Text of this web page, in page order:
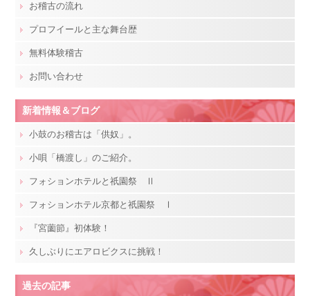
お稽古の流れ
プロフイールと主な舞台歴
無料体験稽古
お問い合わせ
新着情報＆ブログ
小鼓のお稽古は「供奴」。
小唄「橋渡し」のご紹介。
フォションホテルと祇園祭 Ⅱ
フォションホテル京都と祇園祭 Ⅰ
『宮薗節』初体験！
久しぶりにエアロビクスに挑戦！
過去の記事